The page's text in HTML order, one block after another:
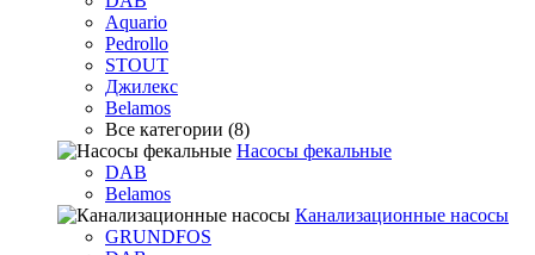
Aquario
Pedrollo
STOUT
Джилекс
Belamos
Все категории (8)
Насосы фекальные
DAB
Belamos
Канализационные насосы
GRUNDFOS